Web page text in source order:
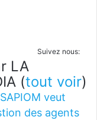
Suivez nous:
LA
(tout voir)
veut
des agents